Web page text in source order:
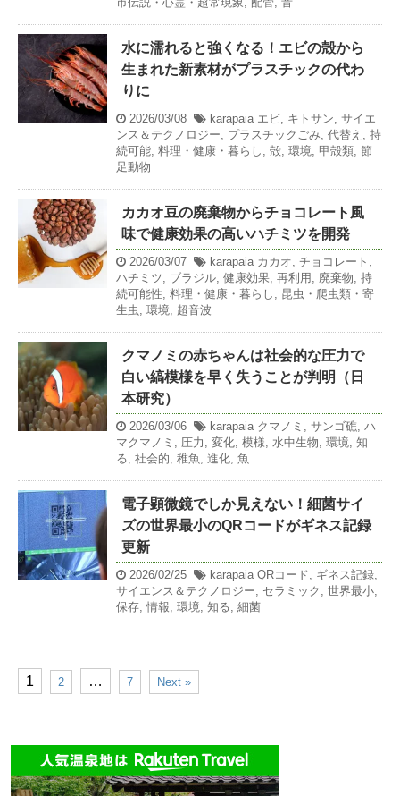
水に濡れると強くなる！エビの殻から
生まれた新素材がプラスチックの代わ
りに
2026/03/08 karapaia エビ, キトサン, サイエ
ンス＆テクノロジー, プラスチックごみ, 代替え , 持
続可能, 料理・健康・暮らし , 殻, 環境, 甲殻類, 節
足動物
カカオ豆の廃棄物からチョコレート風
味で健康効果の高いハチミツを開発
2026/03/07 karapaia カカオ, チョコレート ,
ハチミツ, ブラジル, 健康効果, 再利用 , 廃棄物, 持
続可能性, 料理・健康・暮らし , 昆虫・爬虫類・寄
生虫, 環境, 超音波
クマノミの赤ちゃんは社会的な圧力で
白い縞模様を早く失うことが判明（日
本研究）
2026/03/06 karapaia クマノミ , サンゴ礁, ハ
マクマノミ , 圧力 , 変化, 模様, 水中生物, 環境, 知
る, 社会的, 稚魚, 進化, 魚
電子顕微鏡でしか見えない！細菌サイ
ズの世界最小のQRコードがギネス記録
更新
2026/02/25 karapaia QRコード, ギネス記録,
サイエンス＆テクノロジー, セラミック , 世界最小,
保存, 情報, 環境, 知る, 細菌
1 2 … 7 Next »